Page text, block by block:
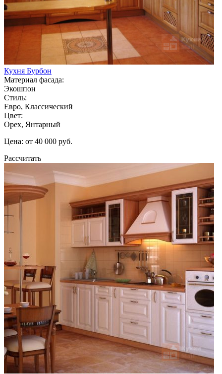
Кухня Бурбон
Материал фасада:
Экошпон
Стиль:
Евро, Классический
Цвет:
Орех, Янтарный
Цена: от 40 000 руб.
Рассчитать